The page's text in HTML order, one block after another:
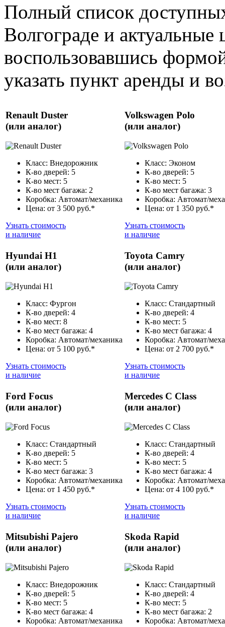
Полный список
Волгограде и
воспользовавшись
указать пункт аренды и
Renault Duster
(или аналог)
Класс: Внедорожник
К-во дверей: 5
К-во мест: 5
К-во мест багажа: 2
Коробка: Автомат/механика
Цена: от 3 500 руб.*
Узнать стоимость
и наличие
Volkswagen Polo
(или аналог)
Класс: Эконом
К-во дверей: 5
К-во мест: 5
К-во мест багажа: 3
Коробка: Автомат/
Цена: от 1 350 руб.*
Узнать стоимость
и наличие
Hyundai H1
(или аналог)
Класс: Фургон
К-во дверей: 4
К-во мест: 8
К-во мест багажа: 4
Коробка: Автомат/механика
Цена: от 5 100 руб.*
Узнать стоимость
и наличие
Toyota Camry
(или аналог)
Класс: Стандартный
К-во дверей: 4
К-во мест: 5
К-во мест багажа: 4
Коробка: Автомат/
Цена: от 2 700 руб.*
Узнать стоимость
и наличие
Ford Focus
(или аналог)
Класс: Стандартный
К-во дверей: 5
К-во мест: 5
К-во мест багажа: 3
Коробка: Автомат/механика
Цена: от 1 450 руб.*
Узнать стоимость
и наличие
Mercedes C Class
(или аналог)
Класс: Стандартный
К-во дверей: 4
К-во мест: 5
К-во мест багажа: 4
Коробка: Автомат/
Цена: от 4 100 руб.*
Узнать стоимость
и наличие
Mitsubishi Pajero
(или аналог)
Класс: Внедорожник
К-во дверей: 5
К-во мест: 5
К-во мест багажа: 4
Коробка: Автомат/механика
Skoda Rapid
(или аналог)
Класс: Стандартный
К-во дверей: 4
К-во мест: 5
К-во мест багажа: 2
Коробка: Автомат/